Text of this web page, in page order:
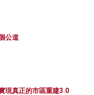
公道
現真正的市區重建3.0